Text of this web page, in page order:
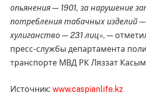
опьянения — 1901, за нарушение
потребления табачных изделий
хулиганство — 231 лиц», —
пресс-службы департамента
транспорте МВД РК Ляззат
Источник: www.caspianlife.kz